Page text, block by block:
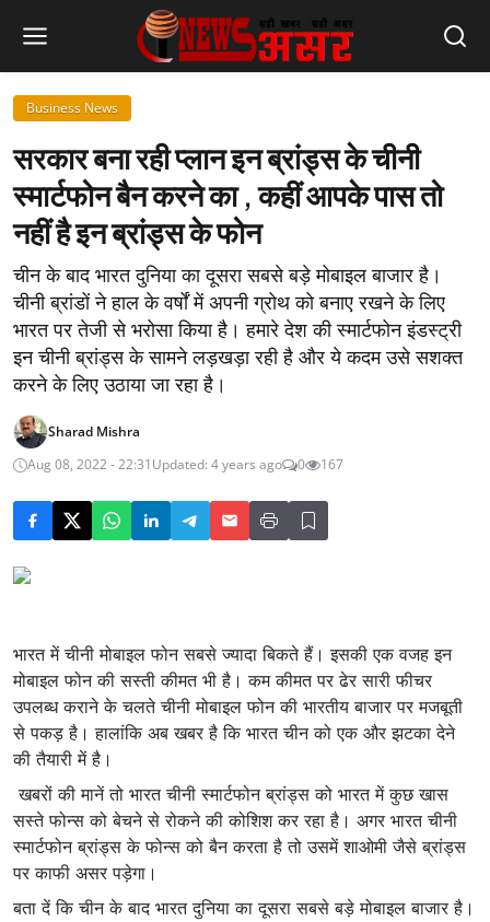
Business News
सरकार बना रही प्लान इन ब्रांड्स के चीनी
स्मार्टफोन बैन करने का , कहीं आपके पास तो
नहीं है इन ब्रांड्स के फोन
चीन के बाद भारत दुनिया का दूसरा सबसे बड़े मोबाइल बाजार है।
चीनी ब्रांडों ने हाल के वर्षों में अपनी ग्रोथ को बनाए रखने के लिए
भारत पर तेजी से भरोसा किया है। हमारे देश की स्मार्टफोन इंडस्ट्री
इन चीनी ब्रांड्स के सामने लड़खड़ा रही है और ये कदम उसे सशक्त
करने के लिए उठाया जा रहा है।
Sharad Mishra
Aug 08, 2022 - 22:31Updated: 4 years ago 0 167
भारत में चीनी मोबाइल फोन सबसे ज्यादा बिकते हैं। इसकी एक वजह इन
मोबाइल फोन की सस्ती कीमत भी है। कम कीमत पर ढेर सारी फीचर
उपलब्ध कराने के चलते चीनी मोबाइल फोन की भारतीय बाजार पर मजबूती
से पकड़ है। हालांकि अब खबर है कि भारत चीन को एक और झटका देने
की तैयारी में है।
खबरों की मानें तो भारत चीनी स्मार्टफोन ब्रांड्स को भारत में कुछ खास
सस्ते फोन्स को बेचने से रोकने की कोशिश कर रहा है। अगर भारत चीनी
स्मार्टफोन ब्रांड्स के फोन्स को बैन करता है तो उसमें शाओमी जैसे ब्रांड्स
पर काफी असर पड़ेगा।
बता दें कि चीन के बाद भारत दुनिया का दूसरा सबसे बड़े मोबाइल बाजार है।